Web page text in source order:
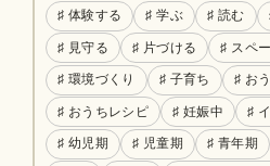
♯ 体験する ♯ 学ぶ ♯ 読む
♯ 見守る ♯ 片づける ♯ スペ
♯ 環境づくり ♯ 子育ち ♯ お
♯ おうちレシピ ♯ 妊娠中 ♯
♯ 幼児期 ♯ 児童期 ♯ 青年期